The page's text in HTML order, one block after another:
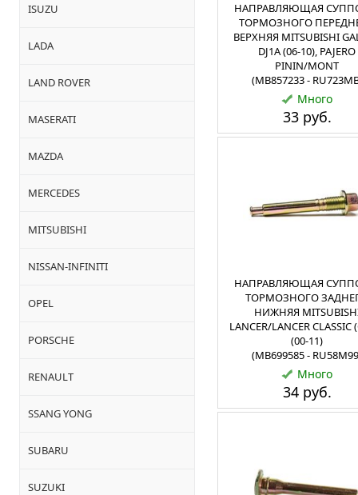
ISUZU
LADA
LAND ROVER
MASERATI
MAZDA
MERCEDES
MITSUBISHI
NISSAN-INFINITI
OPEL
PORSCHE
RENAULT
SSANG YONG
SUBARU
SUZUKI
НАПРАВЛЯЮЩАЯ
ТОРМОЗНОГО
ВЕРХНЯЯ MITSUBISHI
DJ1A (06-10), PAJERO
PININ/MONT
(MB857233 -
Много
33 руб.
НАПРАВЛЯЮЩАЯ
ТОРМОЗНОГО
НИЖНЯЯ
LANCER/LANCER CLASSIC
(00-11)
(MB699585 -
Много
34 руб.